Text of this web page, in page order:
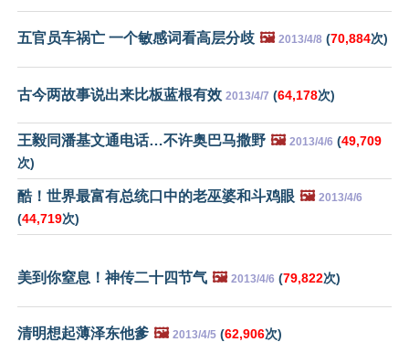
五官员车祸亡 一个敏感词看高层分歧 🖼️ 2013/4/8 (70,884次)
古今两故事说出来比板蓝根有效 2013/4/7 (64,178次)
王毅同潘基文通电话…不许奥巴马撒野 🖼️ 2013/4/6 (49,709
次)
酷！世界最富有总统口中的老巫婆和斗鸡眼 🖼️ 2013/4/6
(44,719次)
美到你窒息！神传二十四节气 🖼️ 2013/4/6 (79,822次)
清明想起薄泽东他爹 🖼️ 2013/4/5 (62,906次)